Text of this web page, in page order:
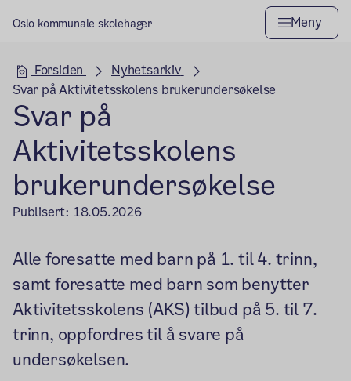
Oslo kommunale skolehager Meny
Hovedseksjon
Forsiden
Nyhetsarkiv
Svar på Aktivitetsskolens brukerundersøkelse
Svar på
Aktivitetsskolens
brukerundersøkelse
Publisert: 18.05.2026
Alle foresatte med barn på 1. til 4. trinn,
samt foresatte med barn som benytter
Aktivitetsskolens (AKS) tilbud på 5. til 7.
trinn, oppfordres til å svare på
undersøkelsen.